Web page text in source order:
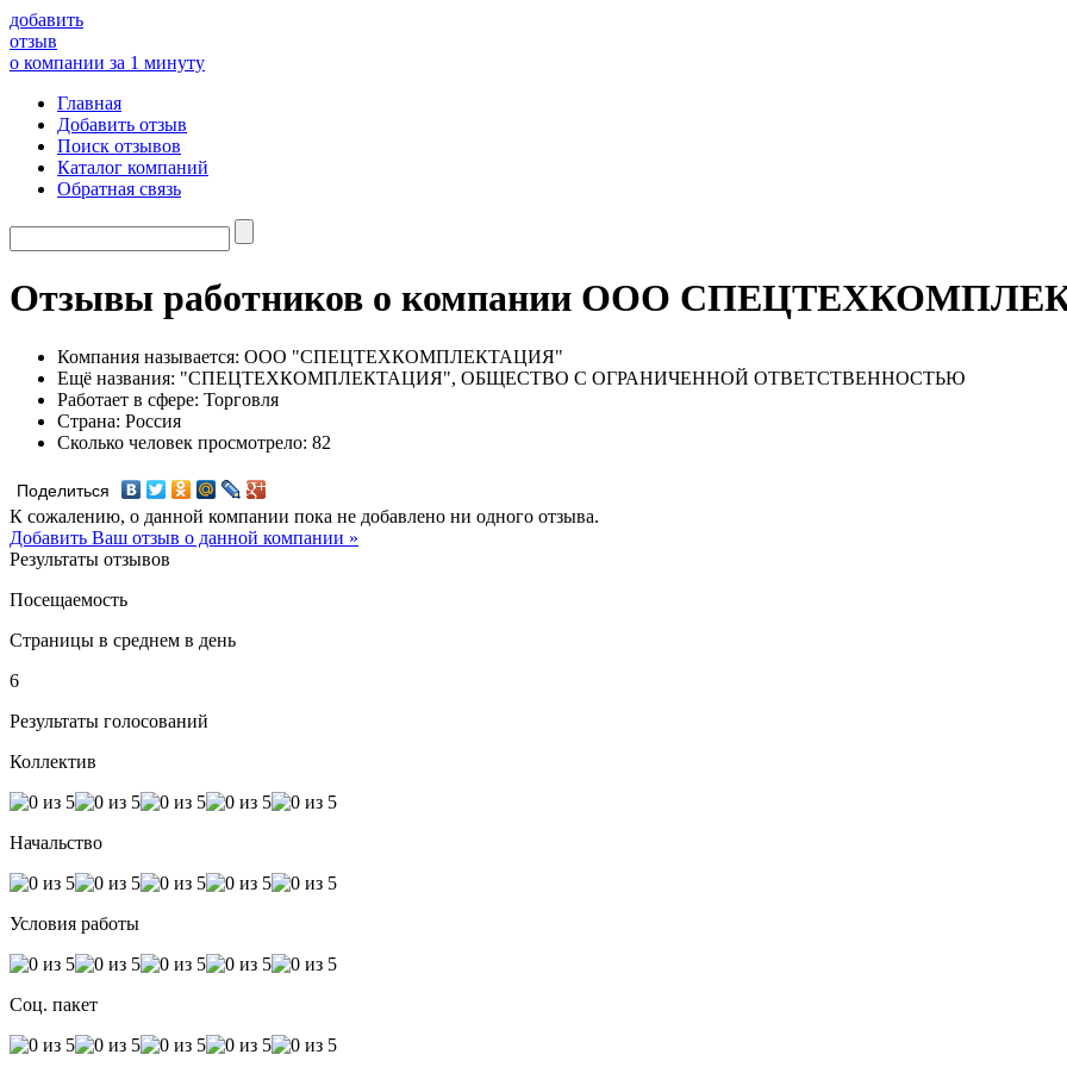
добавить
отзыв
о компании за 1 минуту
Главная
Добавить отзыв
Поиск отзывов
Каталог компаний
Обратная связь
Отзывы работников о компании ООО
Компания называется: ООО "СПЕЦТЕХКОМПЛЕКТАЦИЯ"
Ещё названия: "СПЕЦТЕХКОМПЛЕКТАЦИЯ", ОБЩЕСТВО С ОГРАНИЧЕННОЙ ОТВЕТСТВЕННОСТЬЮ
Работает в сфере: Торговля
Страна: Россия
Сколько человек просмотрело: 82
Поделиться
К сожалению, о данной компании пока не добавлено ни одного отзыва.
Добавить Ваш отзыв о данной компании »
Результаты отзывов
Посещаемость
Страницы в среднем в день
6
Результаты голосований
Коллектив
Начальство
Условия работы
Соц. пакет